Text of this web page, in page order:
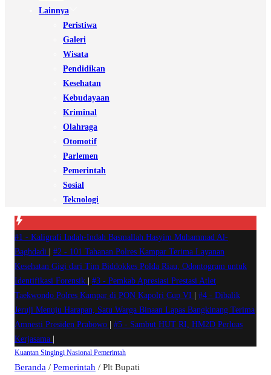
Lainnya
Peristiwa
Galeri
Wisata
Pendidikan
Kesehatan
Kebudayaan
Kriminal
Olahraga
Otomotif
Parlemen
Pemerintah
Sosial
Teknologi
#1 - Kaligrafi Indah-Indah Basmallah Hasyim Muhammad Al-
Baghdadi
#2 - 101 Tahanan Polres Kampar Terima Layanan
Kesehatan Gigi dari Tim Biddokkes Polda Riau, Odontogram untuk
Identifikasi Forensik
#3 - Pemkab Apresiasi Prestasi Atlet
Taekwondo Polres Kampar di PON Kapolri Cup VI
#4 - Dibalik
Jeruji Menuju Harapan, Satu Warga Binaan Lapas Bangkinang Terima
Amnesti Presiden Prabowo
#5 - Sambut HUT RI, HM2D Perluas
Kerjasama
Kuantan Singingi Nasional Pemerintah
Beranda / Pemerintah / Plt Bupati